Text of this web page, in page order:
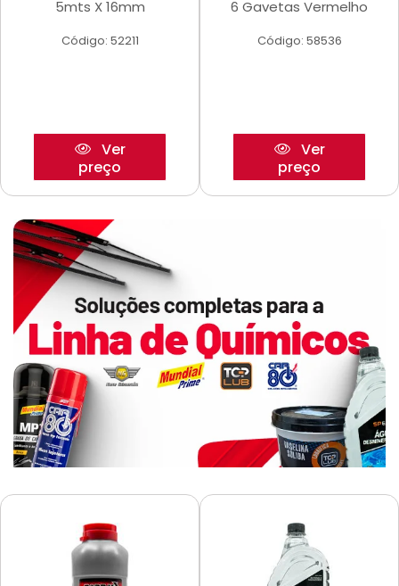
5mts X 16mm
Código: 52211
Ver
preço
6 Gavetas Vermelho
Código: 58536
Ver
preço